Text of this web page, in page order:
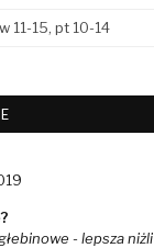
11-15, pt 10-14
- lepsza niżli